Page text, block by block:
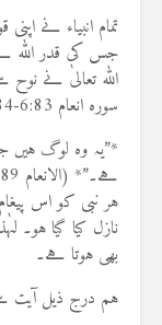
تمام انبیاء نے
جس کی قدر اللہ
اللہ تعالیٰ نے
سورہ انعام 6:83-84 میں ذکر کیے ہیں اور فرمایا ہے:
*”یہ وہ لوگ ہیں
ہے۔”* (الانعام 6:89)
ہر نبی کو اس
نازل کیا گیا
بھی ہوتا ہے۔
ہم درج ذیل آیت